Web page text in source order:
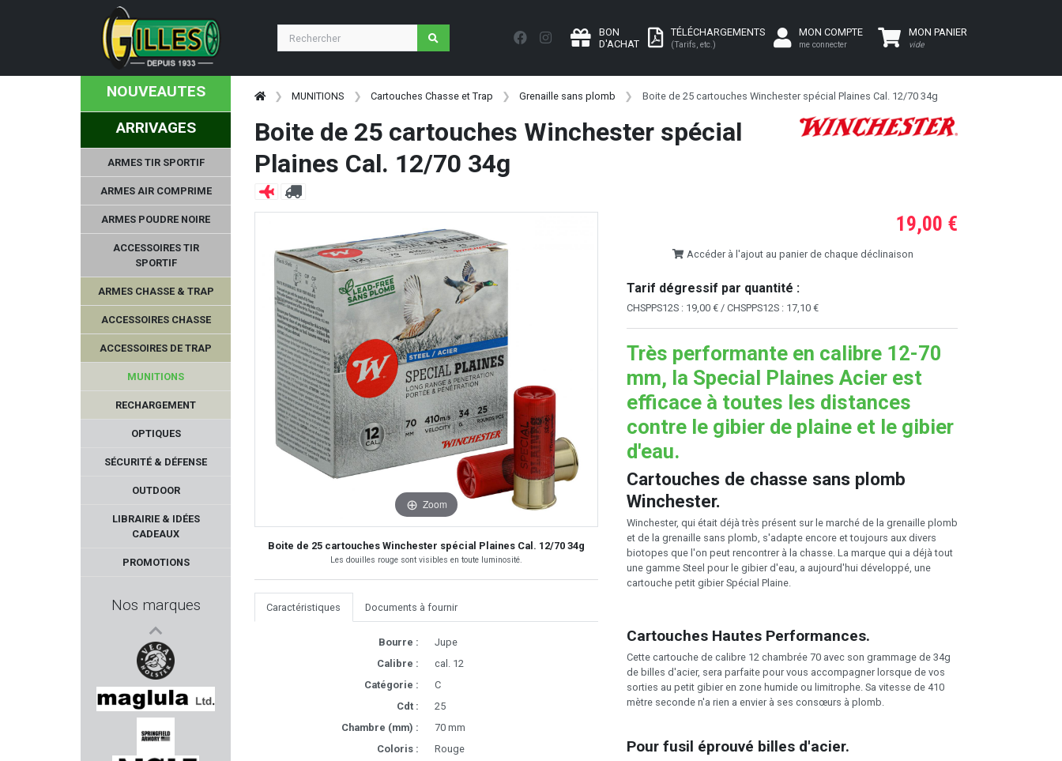
BON
D'ACHAT
TÉLÉCHARGEMENTS
(Tarifs, etc.)
MON COMPTE
me connecter
MON PANIER
vide
NOUVEAUTES
ARRIVAGES
ARMES TIR SPORTIF
ARMES AIR COMPRIME
ARMES POUDRE NOIRE
ACCESSOIRES TIR
SPORTIF
ARMES CHASSE & TRAP
ACCESSOIRES CHASSE
ACCESSOIRES DE TRAP
MUNITIONS
RECHARGEMENT
OPTIQUES
SÉCURITÉ & DÉFENSE
OUTDOOR
LIBRAIRIE & IDÉES
CADEAUX
PROMOTIONS
Nos marques
REOLINK
VEGA HOLSTER
MAGLULA
MUNITIONS Cartouches Chasse et Trap Grenaille sans plomb Boite de 25 cartouches Winchester spécial Plaines Cal. 12/70 34g
Boite de 25 cartouches Winchester spécial
Plaines Cal. 12/70 34g
Zoom
Boite de 25 cartouches Winchester spécial Plaines Cal. 12/70 34g
Les douilles rouge sont visibles en toute luminosité.
Caractéristiques Documents à fournir
Bourre :
Jupe
Calibre :
cal. 12
Catégorie :
C
Cdt :
25
Chambre (mm) :
70 mm
Coloris :
Rouge
19,00 €
Accéder à l'ajout au panier de chaque déclinaison
Tarif dégressif par quantité :
CHSPPS12S : 19,00 € / CHSPPS12S : 17,10 €
Très performante en calibre 12-70
mm, la Special Plaines Acier est
efficace à toutes les distances
contre le gibier de plaine et le gibier
d'eau.
Cartouches de chasse sans plomb
Winchester.
Winchester, qui était déjà très présent sur le marché de la grenaille plomb
et de la grenaille sans plomb, s'adapte encore et toujours aux divers
biotopes que l'on peut rencontrer à la chasse. La marque qui a déjà tout
une gamme Steel pour le gibier d'eau, a aujourd'hui développé, une
cartouche petit gibier Spécial Plaine.
Cartouches Hautes Performances.
Cette cartouche de calibre 12 chambrée 70 avec son grammage de 34g
de billes d'acier, sera parfaite pour vous accompagner lorsque de vos
sorties au petit gibier en zone humide ou limitrophe. Sa vitesse de 410
mètre seconde n'a rien a envier à ses consœurs à plomb.
Pour fusil éprouvé billes d'acier.